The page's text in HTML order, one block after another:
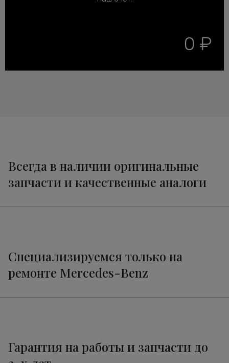
0 ₽
Всегда в наличии оригинальные
запчасти и качественные аналоги
Специализируемся только на
ремонте Mercedes-Benz
Гарантия на работы и запчасти до